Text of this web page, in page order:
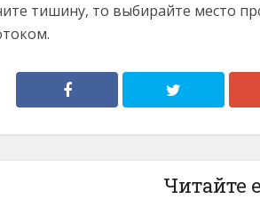
тишину, то выбирайте место
Читайте